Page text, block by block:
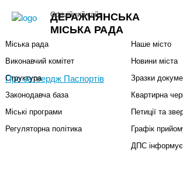
ДЕРАЖНЯНСЬКА
МІСЬКА РАДА
Офіційний сайт+ Створити петицію
Про затвердж Паспортів
Міський голова
Міська рада
Виконавчий комітет
Структура
Законодавча база
Міські програми
Регуляторна політика
Наше місто
Новини міста
Зразки
Квартирна
Петиції та
Графік
ДПС інформує